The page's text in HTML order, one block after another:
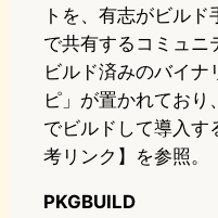
トを、有志がビル
で共有するコミュニ
ビルド済みのバイ
ピ」が置かれてお
でビルドして導入す
考リンク】を参照。
PKGBUILD